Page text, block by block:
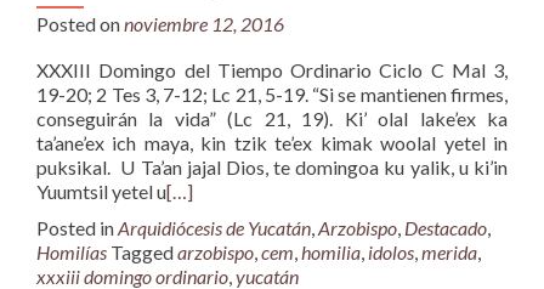
Posted onnoviembre 12, 2016
XXXIII Domingo del Tiempo Ordinario Ciclo C Mal 3,
19-20; 2 Tes 3, 7-12; Lc 21, 5-19. “Si se mantienen firmes,
conseguirán la vida” (Lc 21, 19). Ki’ olal lake’ex ka
ta’ane’ex ich maya, kin tzik te’ex kimak woolal yetel in
puksikal. U Ta’an jajal Dios, te domingoa ku yalik, u ki’in
Yuumtsil yetel u[…]
Posted inArquidiócesis de Yucatán,Arzobispo, Destacado,
Homilías Taggedarzobispo,cem,homilia, idolos,merida,
xxxiii domingo ordinario,yucatán